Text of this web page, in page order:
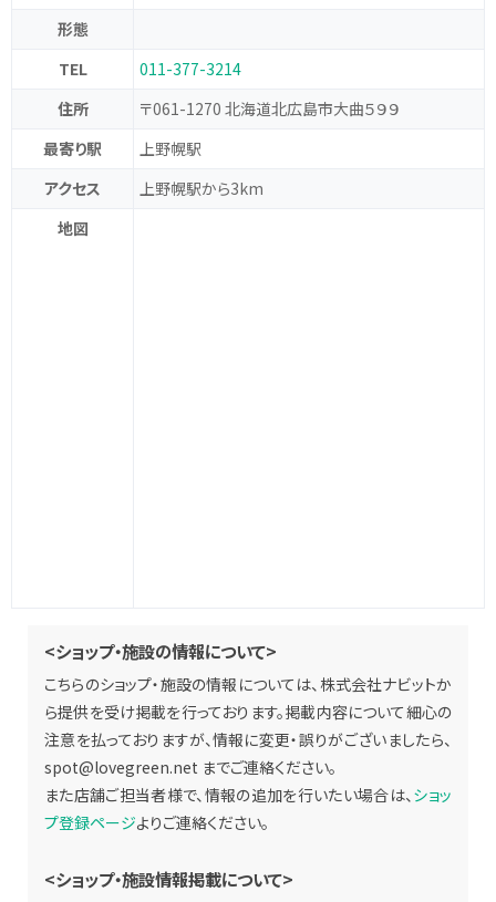
形態
TEL
011-377-3214
住所
〒061-1270 北海道北広島市大曲５９９
最寄り駅
上野幌駅
アクセス
上野幌駅から3km
地図
<ショップ・施設の情報について>
こちらのショップ・施設の情報については、株式会社ナビットか
ら提供を受け掲載を行っております。掲載内容について細心の
注意を払っておりますが、情報に変更・誤りがございましたら、
spot@lovegreen.net までご連絡ください。
また店舗ご担当者様で、情報の追加を行いたい場合は、ショッ
プ登録ページよりご連絡ください。
<ショップ・施設情報掲載について>